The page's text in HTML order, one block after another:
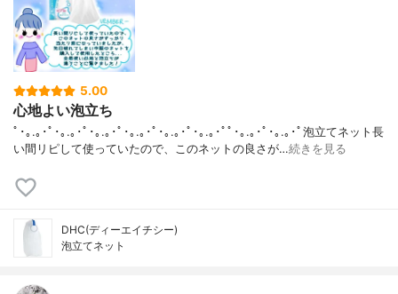
5.00
心地よい泡立ち
ﾟ･｡.｡･ﾟ･｡.｡･ﾟ･｡.｡･ﾟ･｡.｡･ﾟ･｡.｡･ﾟ･｡.｡･ﾟﾟ･｡.｡･ﾟ･｡.｡･ﾟ泡立てネット長
い間リピして使っていたので、このネットの良さが…続きを見る
DHC(ディーエイチシー)
泡立てネット